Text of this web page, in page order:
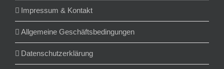
Impressum & Kontakt
Allgemeine Geschäftsbedingungen
Datenschutzerklärung